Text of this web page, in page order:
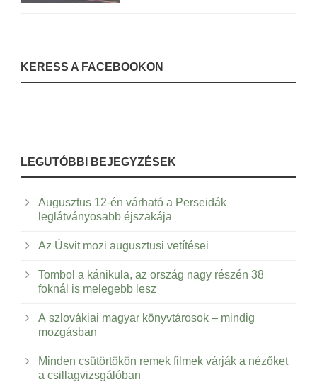
KERESS A FACEBOOKON
LEGUTÓBBI BEJEGYZÉSEK
Augusztus 12-én várható a Perseidák
leglátványosabb éjszakája
Az Úsvit mozi augusztusi vetítései
Tombol a kánikula, az ország nagy részén 38
foknál is melegebb lesz
A szlovákiai magyar könyvtárosok – mindig
mozgásban
Minden csütörtökön remek filmek várják a nézőket
a csillagvizsgálóban